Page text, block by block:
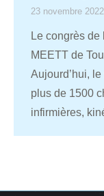
23 novembre 2022
Le congrès
MEETT de
Aujourd’hui,
plus de 1500
infirmières,